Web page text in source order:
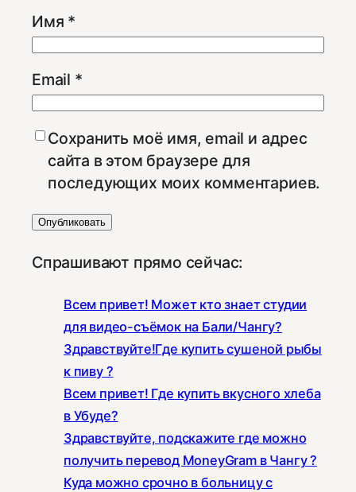
Имя *
Email *
Сохранить моё имя, email и адрес
сайта в этом браузере для
последующих моих комментариев.
Спрашивают прямо сейчас:
Всем привет! Может кто знает студии
для видео-съёмок на Бали/Чангу?
Здравствуйте!Где купить сушеной рыбы
к пиву ?
Всем привет! Где купить вкусного хлеба
в Убуде?
Здравствуйте, подскажите где можно
получить перевод MoneyGram в Чангу ?
Куда можно срочно в больницу с